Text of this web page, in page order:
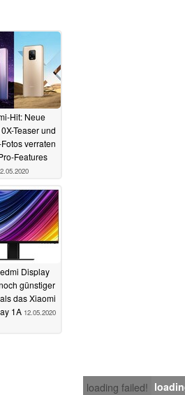
Hit: Neue
Teaser und
verraten
Features
Display
günstiger
das Xiaomi
1A 12.05.2020
loading failed!